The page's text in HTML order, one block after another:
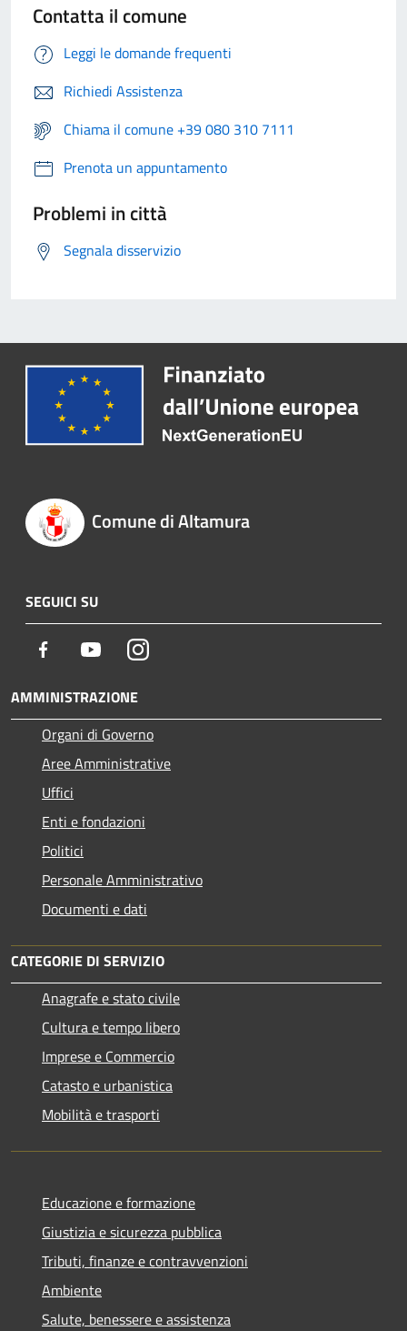
Contatta il comune
Leggi le domande frequenti
Richiedi Assistenza
Chiama il comune +39 080 310 7111
Prenota un appuntamento
Problemi in città
Segnala disservizio
Comune di Altamura
SEGUICI SU
Facebook YoutubeInstagram
AMMINISTRAZIONE
Organi di Governo
Aree Amministrative
Uffici
Enti e fondazioni
Politici
Personale Amministrativo
Documenti e dati
CATEGORIE DI SERVIZIO
Anagrafe e stato civile
Cultura e tempo libero
Imprese e Commercio
Catasto e urbanistica
Mobilità e trasporti
Educazione e formazione
Giustizia e sicurezza pubblica
Tributi, finanze e contravvenzioni
Ambiente
Salute, benessere e assistenza